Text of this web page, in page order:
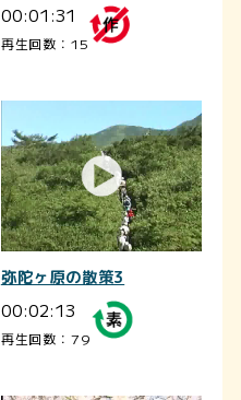
00:01:31
再生回数：15
弥陀ヶ原の散策3
00:02:13
再生回数：79